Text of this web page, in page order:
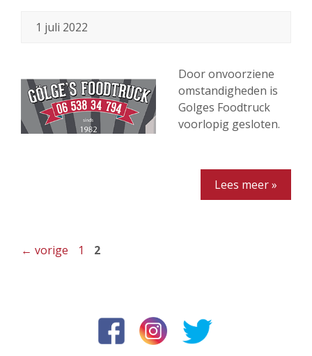
1 juli 2022
Door onvoorziene
omstandigheden is
Golges Foodtruck
voorlopig gesloten.
Lees meer »
← vorige Pagina
1 Pagina
2